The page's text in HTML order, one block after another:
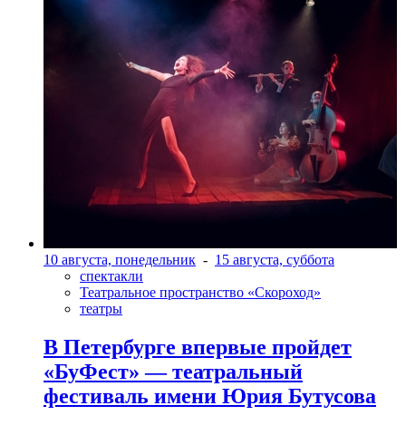
10 августа, понедельник - 15 августа, суббота
спектакли
Театральное пространство «Скороход»
театры
В Петербурге впервые пройдет
«БуФест» — театральный
фестиваль имени Юрия Бутусова